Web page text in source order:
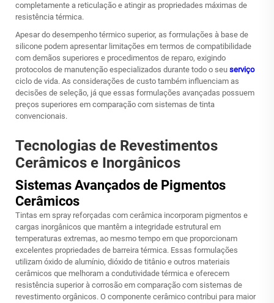
completamente a reticulação e atingir as propriedades máximas de
resistência térmica.
Apesar do desempenho térmico superior, as formulações à base de
silicone podem apresentar limitações em termos de compatibilidade
com demãos superiores e procedimentos de reparo, exigindo
protocolos de manutenção especializados durante todo o seu serviço
ciclo de vida. As considerações de custo também influenciam as
decisões de seleção, já que essas formulações avançadas possuem
preços superiores em comparação com sistemas de tinta
convencionais.
Tecnologias de Revestimentos
Cerâmicos e Inorgânicos
Sistemas Avançados de Pigmentos
Cerâmicos
Tintas em spray reforçadas com cerâmica incorporam pigmentos e
cargas inorgânicos que mantêm a integridade estrutural em
temperaturas extremas, ao mesmo tempo em que proporcionam
excelentes propriedades de barreira térmica. Essas formulações
utilizam óxido de alumínio, dióxido de titânio e outros materiais
cerâmicos que melhoram a condutividade térmica e oferecem
resistência superior à corrosão em comparação com sistemas de
revestimento orgânicos. O componente cerâmico contribui para maior